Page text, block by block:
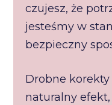
czujesz, że
jesteśmy w
bezpieczny
Drobne
naturalny